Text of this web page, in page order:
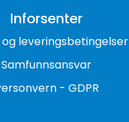
Inforsenter
leveringsbetingelser
Samfunnsansvar
- GDPR